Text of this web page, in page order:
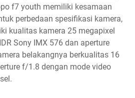
f7 youth memiliki kesamaan
perbedaan spesifikasi kamera,
kualitas kamera 25 megapixel
Sony IMX 576 dan aperture
belakangnya berkualitas 16
f/1.8 dengan mode video